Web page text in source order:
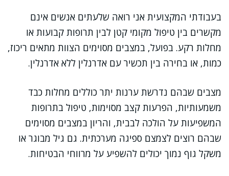
בעבודתי המקצועית אני רואה שלעתים אנשים אינם
מקשרים בין טיפול מקומי קטן לבין תרופות קבועות או
מחלות רקע. בפועל, במצבים מסוימים הצוות מתאים ריכוז,
כמות, או בחירה בין תכשיר עם אדרנלין ללא אדרנלין.
מצבים שבהם נדרשת ערנות יתר כוללים מחלות כבד
משמעותיות, הפרעות קצב מסוימות, טיפול בתרופות
המשפיעות על הולכה לבבית, והריון במצבים מסוימים
שבהם רוצים לצמצם ספיגה מערכתית. גם גיל מבוגר או
משקל גוף נמוך יכולים להשפיע על מרווחי הבטיחות.